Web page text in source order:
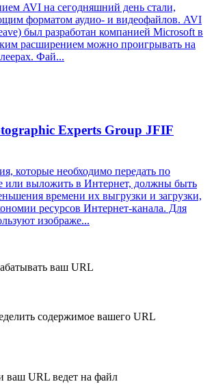
AVI на сегодняшний день стали,
форматом аудио- и видеофайлов. AVI
был разработан компанией Microsoft в
расширением можно проигрывать на
Фай...
Experts Group JFIF
которые необходимо передать по
или выложить в Интернет, должны быть
времени их выгрузки и загрузки,
ресурсов Интернет-канала. Для
изображе...
ваш URL
содержимое вашего URL
ваш URL ведет на файл